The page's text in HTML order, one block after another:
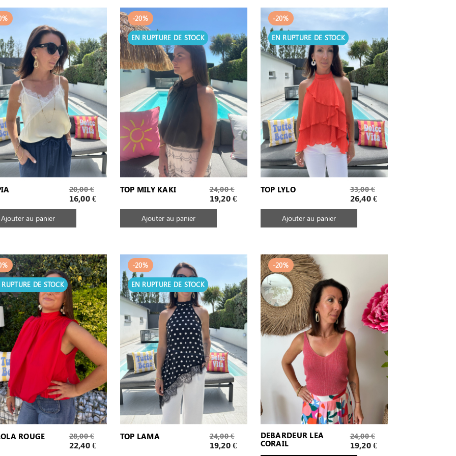
Prix
de
base
20,00 €
Prix
16,00 €
Ajouter au panier
TOP MILY KAKI
Prix
de
base
24,00 €
Prix
19,20 €
Ajouter au panier
-20%
EN RUPTURE DE STOCK
TOP LYLO
Prix
de
base
33,00 €
Prix
26,40 €
Ajouter au panier
-20%
EN RUPTURE DE STOCK
ROUGE
Prix
de
base
28,00 €
Prix
22,40 €
DE STOCK
TOP LAMA
Prix
de
base
24,00 €
Prix
19,20 €
-20%
EN RUPTURE DE STOCK
DEBARDEUR LEA
CORAIL
Prix
de
base
24,00 €
Prix
19,20 €
-20%